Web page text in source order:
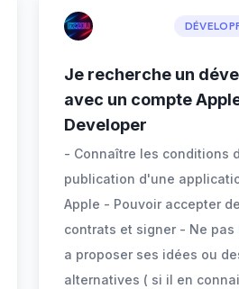
Je recherche un
avec un compte
Developer
- Connaître les conditions
publication d'une
Apple - Pouvoir accepter
contrats et signer - Ne pas
a proposer ses idées ou
alternatives ( si il en